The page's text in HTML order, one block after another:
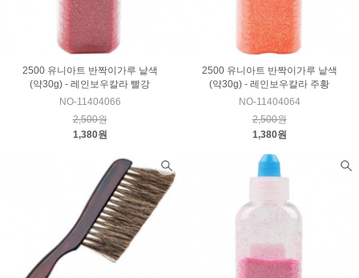
2500 유니아트 반짝이가루 낱색
(약30g) - 레인보우칼라 빨강
NO-11404066
2,500원
1,380원
2500 유니아트 반짝이가루 낱색
(약30g) - 레인보우칼라 주황
NO-11404064
2,500원
1,380원